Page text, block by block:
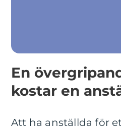
En
kostar en
Att ha anställda för